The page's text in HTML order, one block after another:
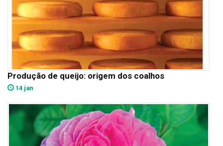
Produção de queijo: origem dos coalhos
14 jan